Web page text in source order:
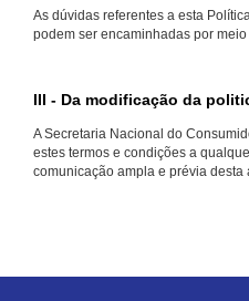
As dúvidas referentes a esta
podem ser encaminhadas por meio
III - Da modificação da
A Secretaria Nacional do
estes termos e condições a
comunicação ampla e prévia desta